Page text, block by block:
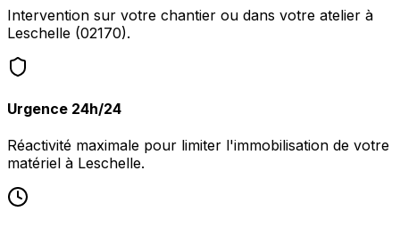
Intervention sur votre chantier ou dans votre atelier à
Leschelle (02170).
Urgence 24h/24
Réactivité maximale pour limiter l'immobilisation de votre
matériel à Leschelle.